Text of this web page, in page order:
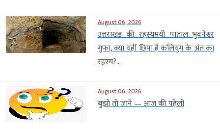
August 06, 2026
उत्तराखंड की रहस्यमयी पाताल भुवनेश्वर
गुफा, क्या यहीं छिपा है कलियुग के अंत का
रहस्य?...
August 06, 2026
बुझो तो जाने — आज की पहेली